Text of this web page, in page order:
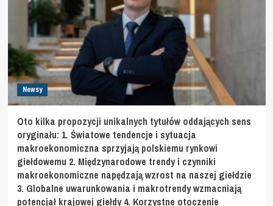
Newsy
Oto kilka propozycji unikalnych tytułów oddających sens
oryginału: 1. Światowe tendencje i sytuacja
makroekonomiczna sprzyjają polskiemu rynkowi
giełdowemu 2. Międzynarodowe trendy i czynniki
makroekonomiczne napędzają wzrost na naszej giełdzie
3. Globalne uwarunkowania i makrotrendy wzmacniają
potencjał krajowej giełdy 4. Korzystne otoczenie